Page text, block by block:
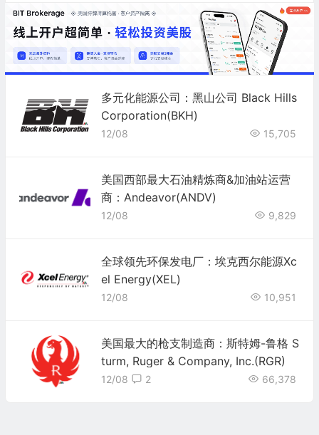
多元化能源公司：黑山公司 Black Hills
Corporation(BKH)
12/08 15,705
美国西部最大石油精炼商&加油站运营
商：Andeavor(ANDV)
12/08 9,829
全球领先环保发电厂：埃克西尔能源Xc
el Energy(XEL)
12/08 10,951
美国最大的枪支制造商：斯特姆-鲁格 S
turm, Ruger & Company, Inc.(RGR)
12/08 66,378
2